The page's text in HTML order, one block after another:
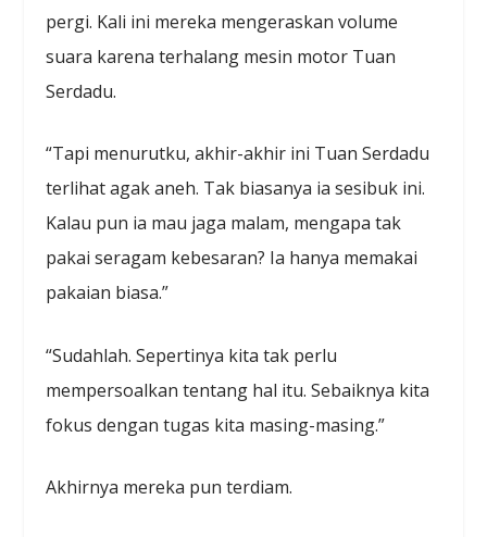
pergi. Kali ini mereka mengeraskan volume
suara karena terhalang mesin motor Tuan
Serdadu.
“Tapi menurutku, akhir-akhir ini Tuan Serdadu
terlihat agak aneh. Tak biasanya ia sesibuk ini.
Kalau pun ia mau jaga malam, mengapa tak
pakai seragam kebesaran? Ia hanya memakai
pakaian biasa.”
“Sudahlah. Sepertinya kita tak perlu
mempersoalkan tentang hal itu. Sebaiknya kita
fokus dengan tugas kita masing-masing.”
Akhirnya mereka pun terdiam.